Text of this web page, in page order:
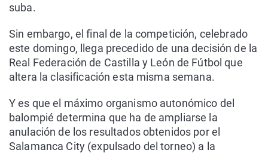
suba.
Sin embargo, el final de la competición, celebrado
este domingo, llega precedido de una decisión de la
Real Federación de Castilla y León de Fútbol que
altera la clasificación esta misma semana.
Y es que el máximo organismo autonómico del
balompié determina que ha de ampliarse la
anulación de los resultados obtenidos por el
Salamanca City (expulsado del torneo) a la